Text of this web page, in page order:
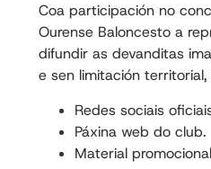
Coa participación no
Ourense Baloncesto a
difundir as devanditas
e sen limitación
Redes sociais
Páxina web do club.
Material